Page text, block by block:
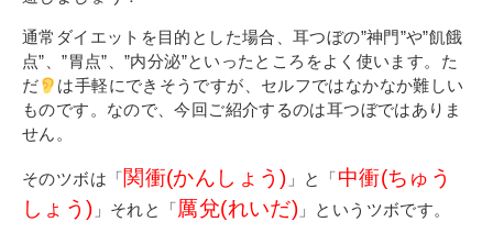
通常ダイエットを目的とした場合、耳つぼの”神門”や”飢餓
点”、”胃点”、”内分泌”といったところをよく使います。た
だ
は手軽にできそうですが、セルフではなかなか難しい
ものです。なので、今回ご紹介するのは耳つぼではありま
せん。
そのツボは「関衝(かんしょう) 」と「中衝(ちゅう
しょう) 」それと「厲兌(れいだ) 」というツボです。